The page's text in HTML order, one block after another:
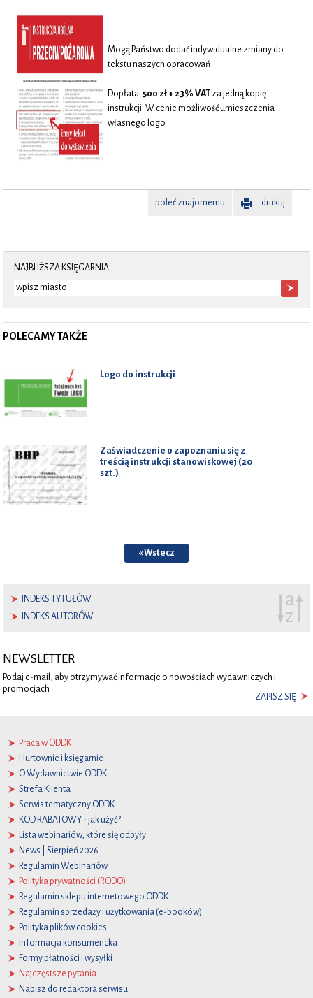
Mogą Państwo dodać indywidualne zmiany do
tekstu naszych opracowań
Dopłata:500 zł + 23% VAT za jedną kopię
instrukcji. W cenie możliwość umieszczenia
własnego logo.
poleć znajomemu drukuj
NAJBLIŻSZA KSIĘGARNIA
POLECAMY TAKŻE
Logo do instrukcji
Zaświadczenie o zapoznaniu się z
treścią instrukcji stanowiskowej (20
szt.)
« Wstecz
INDEKS TYTUŁÓW
INDEKS AUTORÓW
NEWSLETTER
Podaj e-mail, aby otrzymywać informacje o nowościach wydawniczych i
promocjach
ZAPISZ SIĘ
Praca w ODDK
Hurtownie i księgarnie
O Wydawnictwie ODDK
Strefa Klienta
Serwis tematyczny ODDK
KOD RABATOWY - jak użyć?
Lista webinariów, które się odbyły
News | Sierpień 2026
Regulamin Webinariów
Polityka prywatności (RODO)
Regulamin sklepu internetowego ODDK
Regulamin sprzedaży i użytkowania (e-booków)
Polityka plików cookies
Informacja konsumencka
Formy płatności i wysyłki
Najczęstsze pytania
Napisz do redaktora serwisu